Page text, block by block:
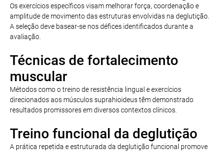
Os exercícios específicos visam melhorar força, coordenação e
amplitude de movimento das estruturas envolvidas na deglutição.
A seleção deve basear-se nos défices identificados durante a
avaliação.
Técnicas de fortalecimento
muscular
Métodos como o treino de resistência lingual e exercícios
direcionados aos músculos suprahioideus têm demonstrado
resultados promissores em diversos contextos clínicos.
Treino funcional da deglutição
A prática repetida e estruturada da deglutição funcional promove